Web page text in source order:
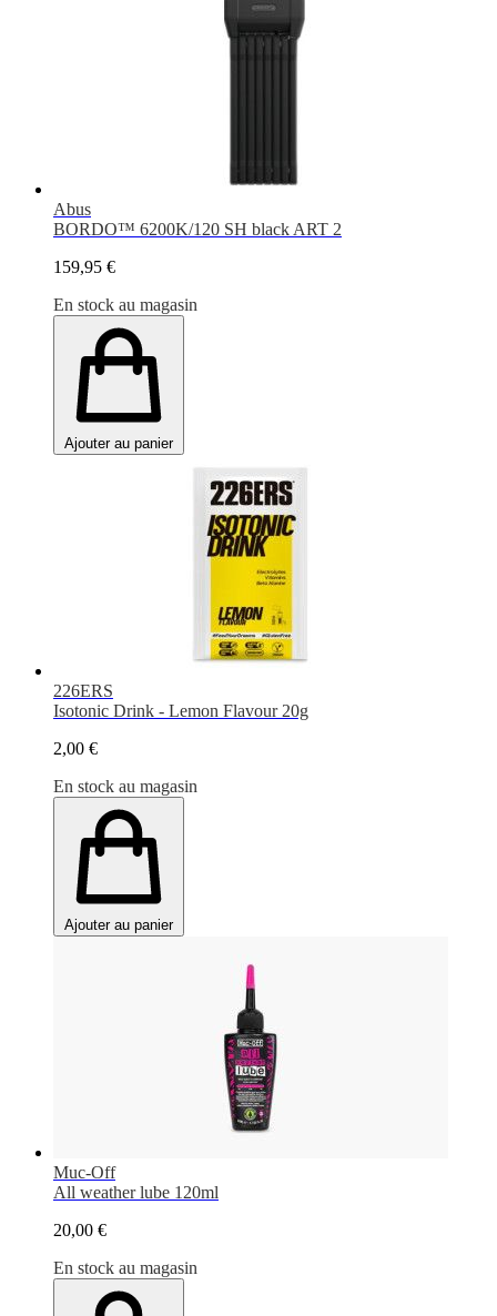
Abus
BORDO™ 6200K/120 SH black ART 2
159,95 €
En stock au magasin
Ajouter au panier
226ERS
Isotonic Drink - Lemon Flavour 20g
2,00 €
En stock au magasin
Ajouter au panier
Muc-Off
All weather lube 120ml
20,00 €
En stock au magasin